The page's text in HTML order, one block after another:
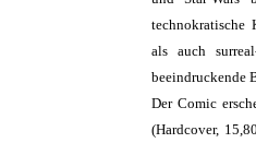
technokratische
als auch
beeindruckende
Der Comic
(Hardcover,